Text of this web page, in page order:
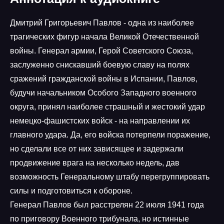
Дмитрий Григорьевич Павлов - одна из наиболее
трагических фигур начала Великой Отечественной
войны. Генерал армии, Герой Советского Союза,
заслуженно снискавший боевую славу на полях
сражений гражданской войны в Испании, Павлов,
будучи начальником Особого Западного военного
округа, принял наиболее страшный и жестокий удар
немецко-фашистских войск - на направлении их
главного удара. Да, его войска потерпели поражение,
но сделали все от них зависящее и задержали
продвижение врага на несколько недель, дав
возможность Генеральному штабу перегруппировать
силы и подготовиться к обороне.
Генерал Павлов был расстрелян 22 июля 1941 года
по приговору Военного трибунала, но истинные